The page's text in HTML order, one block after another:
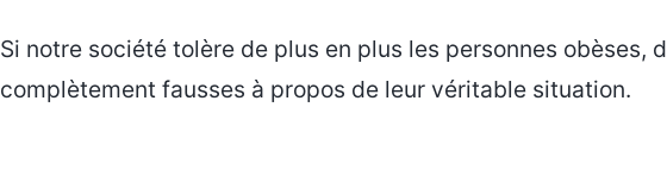
Si notre société tolère de plus en plus les personnes obèses,
complètement fausses à propos de leur véritable situation.